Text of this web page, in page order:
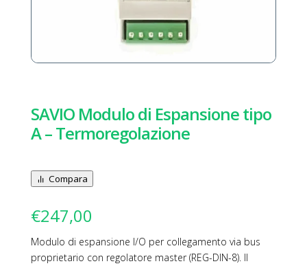
SAVIO Modulo di Espansione tipo
A – Termoregolazione
Compara
€247,00
Modulo di espansione I/O per collegamento via bus
proprietario con regolatore master (REG-DIN-8). Il